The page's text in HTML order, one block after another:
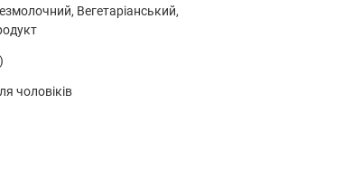
250 мг
Вегетаріанський,
чоловіків